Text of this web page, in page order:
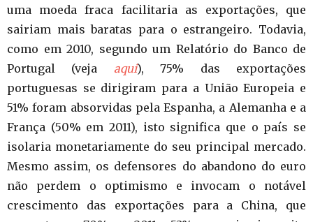
uma moeda fraca facilitaria as exportações, que
sairiam mais baratas para o estrangeiro. Todavia,
como em 2010, segundo um Relatório do Banco de
Portugal (veja aqui), 75% das exportações
portuguesas se dirigiram para a União Europeia e
51% foram absorvidas pela Espanha, a Alemanha e a
França (50% em 2011), isto significa que o país se
isolaria monetariamente do seu principal mercado.
Mesmo assim, os defensores do abandono do euro
não perdem o optimismo e invocam o notável
crescimento das exportações para a China, que